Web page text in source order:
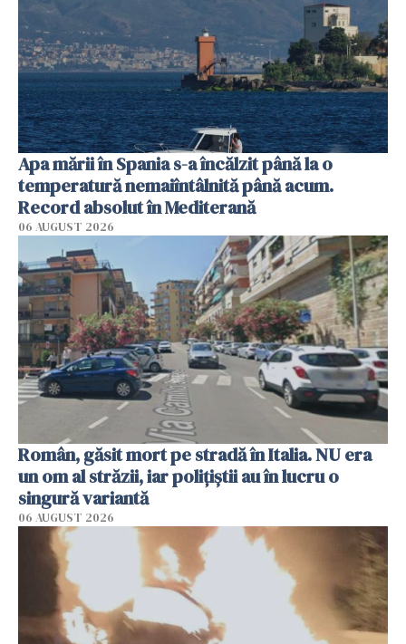
Apa mării în Spania s-a încălzit până la o
temperatură nemaiîntâlnită până acum.
Record absolut în Mediterană
06 AUGUST 2026
Român, găsit mort pe stradă în Italia. NU era
un om al străzii, iar polițiștii au în lucru o
singură variantă
06 AUGUST 2026